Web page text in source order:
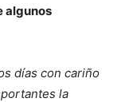
algunos
días con cariño
la